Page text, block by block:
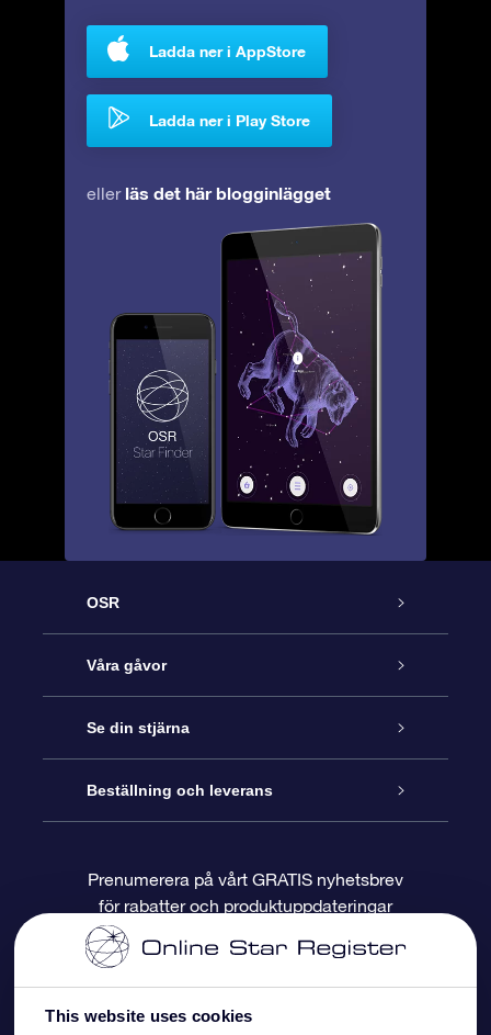
This website uses cookies
Ladda ner i AppStore
Ladda ner i Play Store
eller läs det här blogginlägget
OSR
Kundtjänst
Kontakta oss
Blogg
Recensioner
Våra gåvor
Online-Stjärngåva
OSR Gåvopaket
OSR Presentkort
Företagspresenter
Se din stjärna
Stjärnregiste
Personlig Stjärnsida
One Million Stars
Beställning och leverans
Betalningsinformation
Prenumerera på vårt GRATIS nyhetsbrev
för rabatter och produktuppdateringar